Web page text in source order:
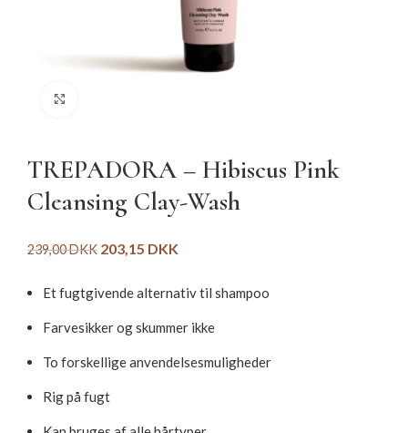
TREPADORA – Hibiscus Pink
Cleansing Clay-Wash
239,00DKK 203,15 DKK
Et fugtgivende alternativ til shampoo
Farvesikker og skummer ikke
To forskellige anvendelsesmuligheder
Rig på fugt